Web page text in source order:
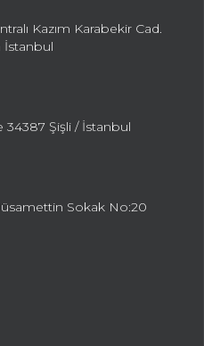
Kazım Karabekir Cad.
İstanbul
Şişli / İstanbul
Sokak No:20